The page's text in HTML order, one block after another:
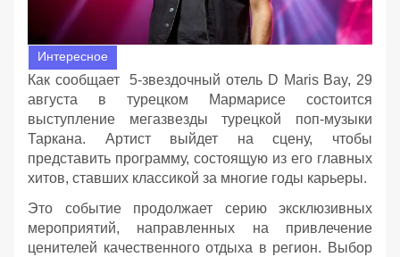
Интересное
Как сообщает 5-звездочный отель D Maris Bay, 29
августа в турецком Мармарисе состоится
выступление мегазвезды турецкой поп-музыки
Таркана. Артист выйдет на сцену, чтобы
представить программу, состоящую из его главных
хитов, ставших классикой за многие годы карьеры.
Это событие продолжает серию эксклюзивных
мероприятий, направленных на привлечение
ценителей качественного отдыха в регион. Выбор